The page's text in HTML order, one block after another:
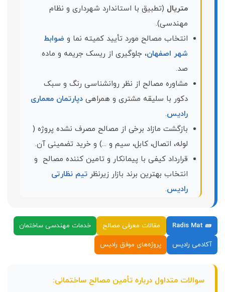
متریال (تطبیق با استاندارد شهرداری و نظام
مهندسی).
انتخاب مصالح مورد تأیید کمیته نما و ضوابط
شهر اصفهان، جلوگیری از ریسک جریمه و ماده
صد.
مشاوره مصالح از نظر روانشناسی رنگ و سبک
دکور با سلیقه مشتری و همراهیدپارتمان معماری
رادیس.
بازگشت مازاد برخی از مصالح مصرف نشده پروژه (
لوله، اتصال، کابل، سیم و ...) و خرید تضمینی آن.
قرارداد کیفی با پیمانکار و تامین کننده مصالح و
انتخاب بهترین برند بازار زیرنظرتیم نظارتی
رادیس.
🧱 Radis Mat مقالات معرفی مصالح خدمات مهندسی ساختمان
آکادمی رادیس پروژه‌های موفق رادیس
سوالات متداول درباره تأمین مصالح ساختمانی: